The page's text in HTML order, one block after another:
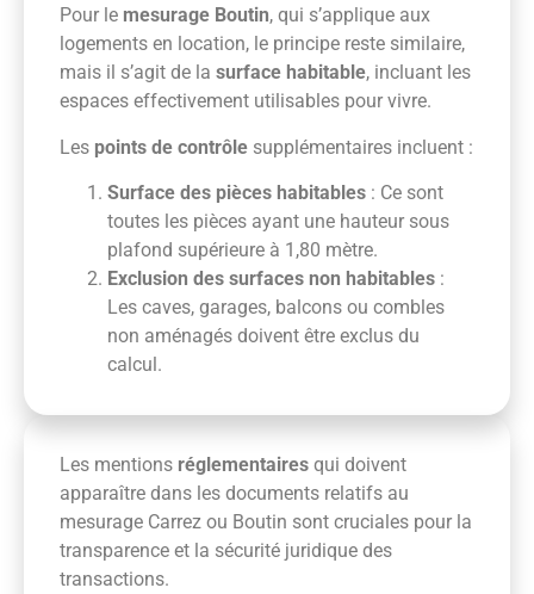
Pour le mesurage Boutin, qui s’applique aux
logements en location, le principe reste similaire,
mais il s’agit de la surface habitable, incluant les
espaces effectivement utilisables pour vivre.
Les points de contrôle supplémentaires incluent :
Surface des pièces habitables : Ce sont
toutes les pièces ayant une hauteur sous
plafond supérieure à 1,80 mètre.
Exclusion des surfaces non habitables :
Les caves, garages, balcons ou combles
non aménagés doivent être exclus du
calcul.
Les mentions réglementaires qui doivent
apparaître dans les documents relatifs au
mesurage Carrez ou Boutin sont cruciales pour la
transparence et la sécurité juridique des
transactions.